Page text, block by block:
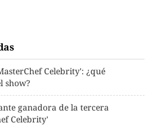
Celebrity': ¿qué
show?
ganadora de la tercera
Celebrity'